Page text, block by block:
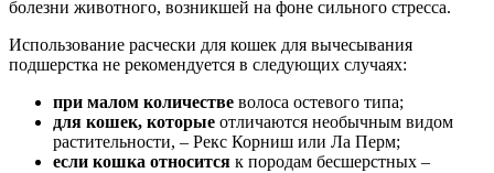
болезни животного, возникшей на фоне сильного стресса.
Использование расчески для кошек для вычесывания
подшерстка не рекомендуется в следующих случаях:
при малом количестве волоса остевого типа;
для кошек, которые отличаются необычным видом
растительности, – Рекс Корниш или Ла Перм;
если кошка относится к породам бесшерстных –